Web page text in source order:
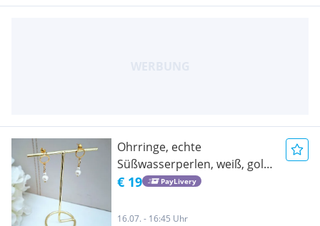
Ohrringe, echte
Süßwasserperlen, weiß, gold,
Edelstahl, Ohrstecker, Perlen
€ 19 PayLivery
16.07. - 16:45 Uhr